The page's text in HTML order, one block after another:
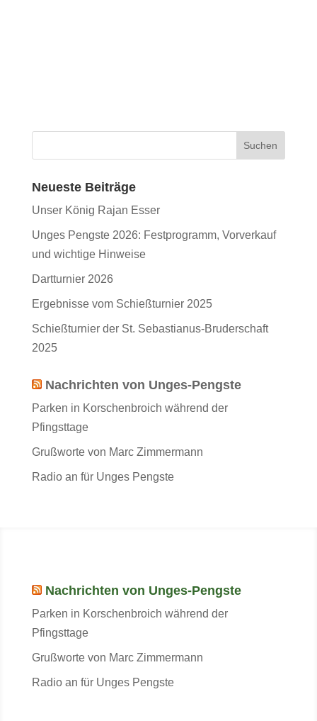
Neueste Beiträge
Unser König Rajan Esser
Unges Pengste 2026: Festprogramm, Vorverkauf
und wichtige Hinweise
Dartturnier 2026
Ergebnisse vom Schießturnier 2025
Schießturnier der St. Sebastianus-Bruderschaft
2025
Nachrichten von Unges-Pengste
Parken in Korschenbroich während der
Pfingsttage
Grußworte von Marc Zimmermann
Radio an für Unges Pengste
Nachrichten von Unges-Pengste
Parken in Korschenbroich während der
Pfingsttage
Grußworte von Marc Zimmermann
Radio an für Unges Pengste